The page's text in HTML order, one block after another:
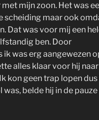
mijn zoon. Het was
scheiding maar ook
Dat was voor mij een
ben. Door
was erg aangewezen
alles klaar voor hij naar
kon geen trap lopen dus
belde hij in de